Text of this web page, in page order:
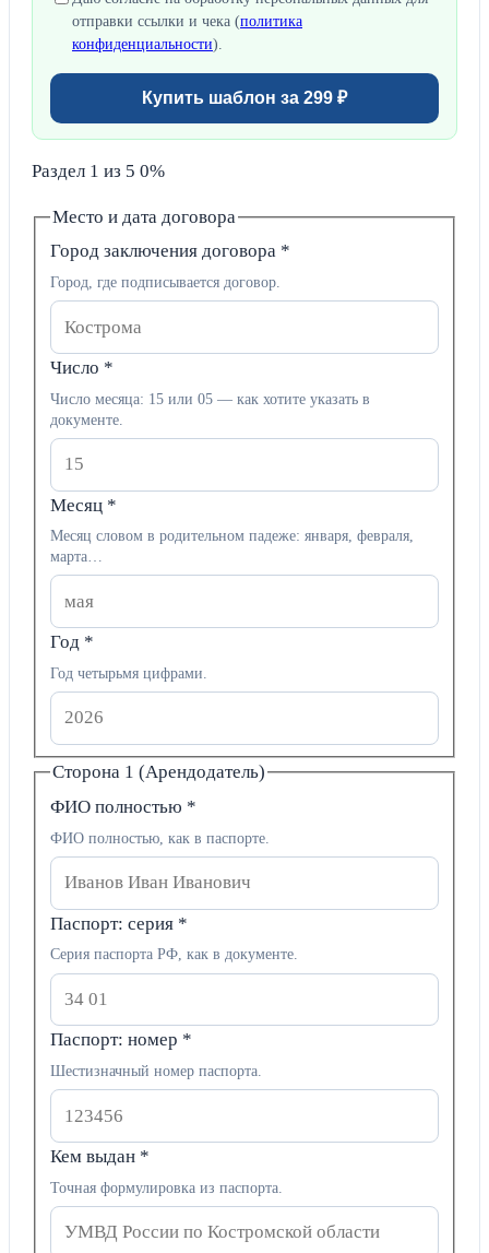
отправки ссылки и чека (политика
конфиденциальности).
Купить шаблон за 299 ₽
Раздел 1 из 5 0%
Место и дата договора
Город заключения договора *
Город, где подписывается договор.
Число *
Число месяца: 15 или 05 — как хотите указать в
документе.
Месяц *
Месяц словом в родительном падеже: января, февраля,
марта…
Год *
Год четырьмя цифрами.
Сторона 1 (Арендодатель)
ФИО полностью *
ФИО полностью, как в паспорте.
Паспорт: серия *
Серия паспорта РФ, как в документе.
Паспорт: номер *
Шестизначный номер паспорта.
Кем выдан *
Точная формулировка из паспорта.